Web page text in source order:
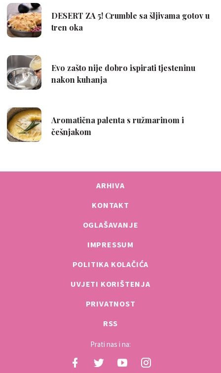
ARHIVA
KONTAKT
OGLAŠAVANJE
IMPRESSUM
POLITIKA KOLAČIĆA
UVJETI KORIŠTENJA
PRIVATNOST
RSS
Prati nas i na: